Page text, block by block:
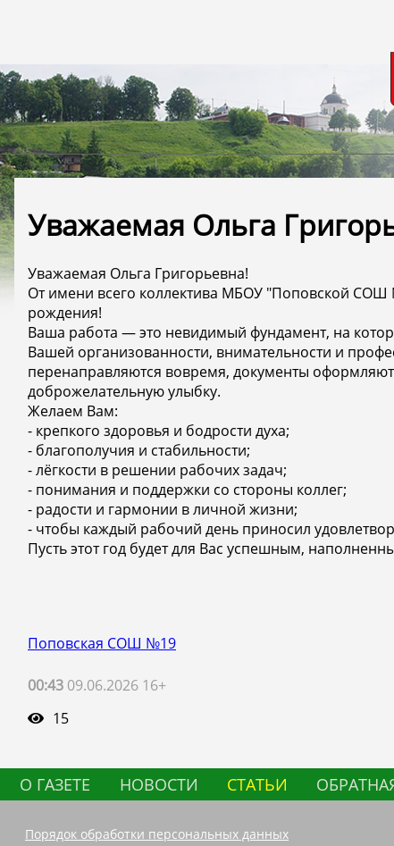
Уважаемая Ольга
Уважаемая Ольга Григорьевна!
От имени всего коллектива МБОУ "Поповской
рождения!
Ваша работа — это невидимый фундамент, на
Вашей организованности, внимательности и
перенаправляются вовремя, документы
доброжелательную улыбку.
Желаем Вам:
- крепкого здоровья и бодрости духа;
- благополучия и стабильности;
- лёгкости в решении рабочих задач;
- понимания и поддержки со стороны коллег;
- радости и гармонии в личной жизни;
- чтобы каждый рабочий день приносил
Пусть этот год будет для Вас успешным,
Поповская СОШ №19
00:43 09.06.2026 16+
15
О ГАЗЕТЕ НОВОСТИ СТАТЬИ
Порядок обработки персональных данных